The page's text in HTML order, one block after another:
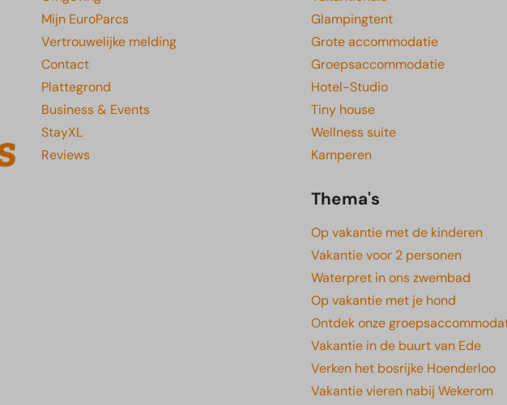
Mijn EuroParcs
Vertrouwelijke melding
Contact
Plattegrond
Business & Events
StayXL
Reviews
Glampingtent
Grote accommodatie
Groepsaccommodatie
Hotel-Studio
Tiny house
Wellness suite
Kamperen
Thema's
Op vakantie met de kinderen
Vakantie voor 2 personen
Waterpret in ons zwembad
Op vakantie met je hond
Ontdek onze
Vakantie in de buurt van Ede
Verken het bosrijke Hoenderloo
Vakantie vieren nabij Wekerom